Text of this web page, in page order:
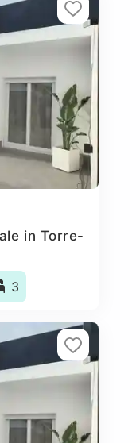
in Torre-
3